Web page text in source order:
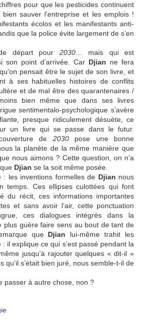
pour que les pesticides continuent
sauver l’entreprise et les emplois !
écolos et les manifestants anti-
que la police évite largement de s’en
départ pour 2030… mais qui est
son point d’arrivée. Car Djian ne fera
pensait être le sujet de son livre, et
à ses habituelles histoires de conflits
et de mal être des quarantenaires /
bien même que dans ses livres
sentimentalo-psychologique s’avère
presque ridiculement désuète, ce
un livre qui se passe dans le futur.
de 2030pose une bonne
la planète de la même manière que
nous aimons ? Cette question, on n’a
Djian se la soit même posée.
: les inventions formelles de Djian nous
temps. Ces ellipses culottées qui font
du récit, ces informations importantes
et sans avoir l’air, cette ponctuation
ces dialogues intégrés dans la
plus guère faire sens au bout de tant de
que Djian lui-même trahit les
: il explique ce qui s’est passé pendant la
jusqu’à rajouter quelques « dit-il »
qu’il s’était bien juré, nous semble-t-il de
passer à autre chose, non ?